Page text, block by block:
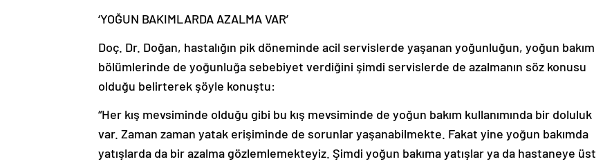
‘YOĞUN BAKIMLARDA AZALMA VAR’
Doç. Dr. Doğan, hastalığın pik döneminde acil servislerde yaşanan yoğunluğun, yoğun bakım
bölümlerinde de yoğunluğa sebebiyet verdiğini şimdi servislerde de azalmanın söz konusu
olduğu belirterek şöyle konuştu:
“Her kış mevsiminde olduğu gibi bu kış mevsiminde de yoğun bakım kullanımında bir doluluk
var. Zaman zaman yatak erişiminde de sorunlar yaşanabilmekte. Fakat yine yoğun bakımda
yatışlarda da bir azalma gözlemlemekteyiz. Şimdi yoğun bakıma yatışlar ya da hastaneye üst